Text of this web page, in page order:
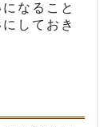
なること
しておき